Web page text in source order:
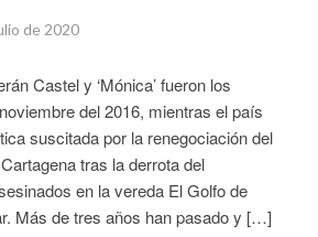
de 2020
Castel y ‘Mónica’ fueron los
del 2016, mientras el país
suscitada por la renegociación del
tras la derrota del
en la vereda El Golfo de
Más de tres años han pasado y […]